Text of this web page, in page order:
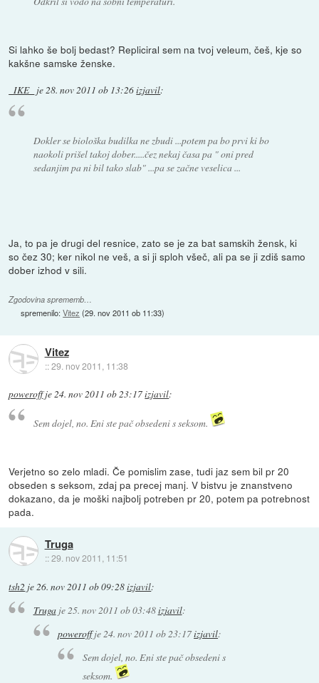
Si lahko še bolj bedast? Repliciral sem na tvoj veleum, češ, kje so
kakšne samske ženske.
_IKE_ je28. nov 2011 ob 13:26izjavil:
Dokler se biološka budilka ne zbudi ...potem pa bo prvi ki bo
naokoli prišel takoj dober.....čez nekaj časa pa " oni pred
sedanjim pa ni bil tako slab" ...pa se začne veselica ...
Ja, to pa je drugi del resnice, zato se je za bat samskih žensk, ki
so čez 30; ker nikol ne veš, a si ji sploh všeč, ali pa se ji zdiš samo
dober izhod v sili.
Zgodovina sprememb…
spremenilo:Vitez (29. nov 2011 ob 11:33)
Vitez
::29. nov 2011, 11:38
poweroffje24. nov 2011 ob 23:17izjavil:
Sem dojel, no. Eni ste pač obsedeni s seksom.
Verjetno so zelo mladi. Če pomislim zase, tudi jaz sem bil pr 20
obseden s seksom, zdaj pa precej manj. V bistvu je znanstveno
dokazano, da je moški najbolj potreben pr 20, potem pa potrebnost
pada.
Truga
::29. nov 2011, 11:51
tsh2 je26. nov 2011 ob 09:28izjavil:
Trugaje25. nov 2011 ob 03:48izjavil:
poweroffje24. nov 2011 ob 23:17izjavil:
Sem dojel, no. Eni ste pač obsedeni s
seksom.